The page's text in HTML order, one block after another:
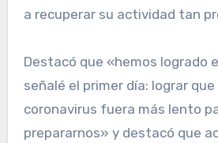
a recuperar su actividad tan
Destacó que «hemos logrado
señalé el primer día: lograr
coronavirus fuera más lento
prepararnos» y destacó que